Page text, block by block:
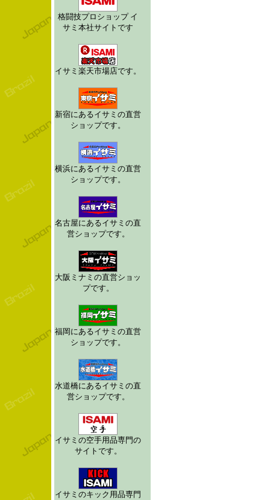
格闘技プロショップ イ
サミ本社サイトです
イサミ楽天市場店です。
新宿にあるイサミの直営
ショップです。
横浜にあるイサミの直営
ショップです。
名古屋にあるイサミの直
営ショップです。
大阪ミナミの直営ショッ
プです。
福岡にあるイサミの直営
ショップです。
水道橋にあるイサミの直
営ショップです。
イサミの空手用品専門の
サイトです。
イサミのキック用品専門